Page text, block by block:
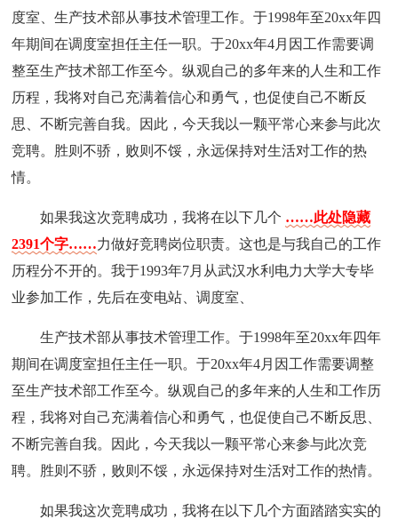
度室、生产技术部从事技术管理工作。于1998年至20xx年四
年期间在调度室担任主任一职。于20xx年4月因工作需要调
整至生产技术部工作至今。纵观自己的多年来的人生和工作
历程，我将对自己充满着信心和勇气，也促使自己不断反
思、不断完善自我。因此，今天我以一颗平常心来参与此次
竞聘。胜则不骄，败则不馁，永远保持对生活对工作的热
情。
如果我这次竞聘成功，我将在以下几个 ……此处隐藏
2391个字……力做好竞聘岗位职责。这也是与我自己的工作
历程分不开的。我于1993年7月从武汉水利电力大学大专毕
业参加工作，先后在变电站、调度室、
生产技术部从事技术管理工作。于1998年至20xx年四年
期间在调度室担任主任一职。于20xx年4月因工作需要调整
至生产技术部工作至今。纵观自己的多年来的人生和工作历
程，我将对自己充满着信心和勇气，也促使自己不断反思、
不断完善自我。因此，今天我以一颗平常心来参与此次竞
聘。胜则不骄，败则不馁，永远保持对生活对工作的热情。
如果我这次竞聘成功，我将在以下几个方面踏踏实实的